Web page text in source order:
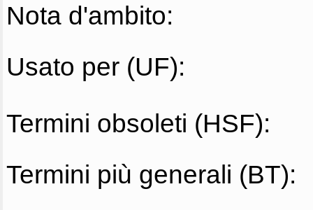
Nota d'ambito:
Usato per (UF):
Termini obsoleti (HSF):
Termini più generali (BT):